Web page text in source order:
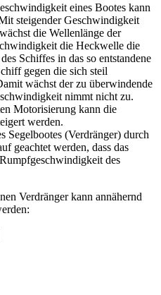
eines Bootes kann
steigender Geschwindigkeit
die Wellenlänge der
die Heckwelle die
Schiffes in das so entstandene
gegen die sich steil
wächst der zu überwindende
nimmt nicht zu.
Motorisierung kann die
werden.
Segelbootes (Verdränger) durch
geachtet werden, dass das
des
Verdränger kann annähernd